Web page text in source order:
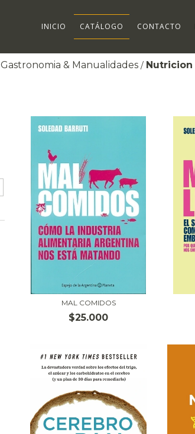
INICIO CATÁLOGO CONTACTO
Gastronomia & Manualidades / Nutricion
MAL COMIDOS
$25.000